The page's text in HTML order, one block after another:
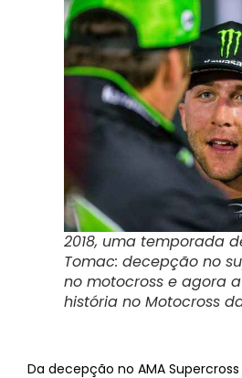
2018, uma temporada
Tomac: decepção no
no motocross e agora
história no Motocross
Da decepção no AMA